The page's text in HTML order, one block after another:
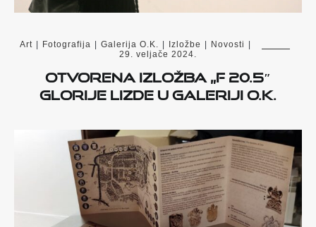
Art Fotografija Galerija O.K. Izložbe Novosti
29. veljače 2024.
Otvorena izložba „F 20.5″
Glorije Lizde u Galeriji O.K.